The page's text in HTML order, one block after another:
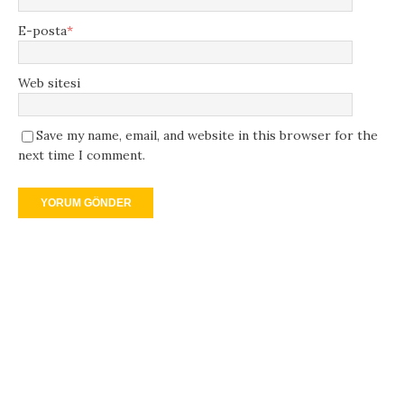
E-posta*
Web sitesi
Save my name, email, and website in this browser for the
next time I comment.